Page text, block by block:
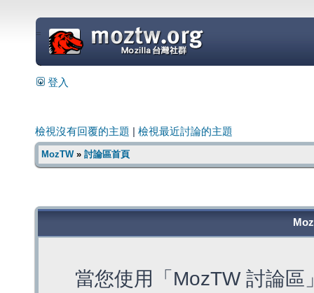
=
登入
檢視沒有回覆的主題 檢視最近討論的主題
MozTW» 討論區首頁
當您使用「MozTW 討論